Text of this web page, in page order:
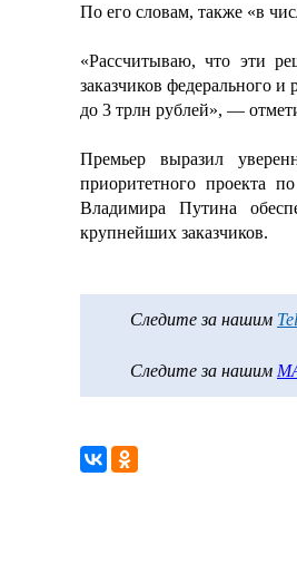
По его словам, также «в
«Рассчитываю, что эти
заказчиков федерального
до 3 трлн рублей», —
Премьер выразил
приоритетного проекта
Владимира Путина
крупнейших заказчиков.
Следите за нашим
Следите за нашим